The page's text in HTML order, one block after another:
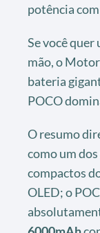
potência
Se você quer
mão, o
bateria
POCO
O resumo
como um
compactos
OLED; o